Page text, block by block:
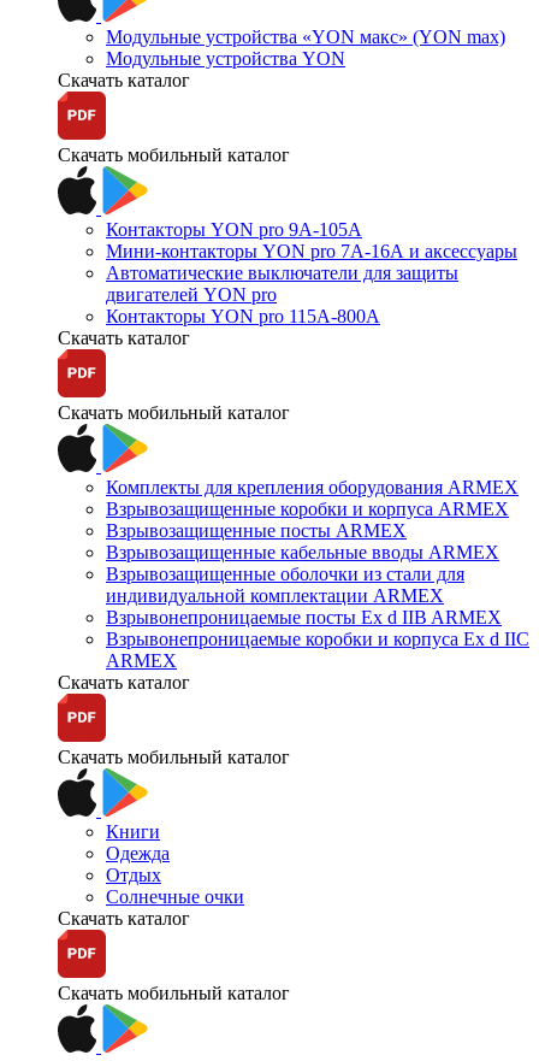
Модульные устройства «YON макс» (YON max)
Модульные устройства YON
Скачать каталог
Скачать мобильный каталог
Контакторы YON pro 9А-105А
Мини-контакторы YON pro 7А-16А и аксессуары
Автоматические выключатели для защиты
двигателей YON pro
Контакторы YON pro 115А-800А
Скачать каталог
Скачать мобильный каталог
Комплекты для крепления оборудования ARMEX
Взрывозащищенные коробки и корпуса ARMEX
Взрывозащищенные посты ARMEX
Взрывозащищенные кабельные вводы ARMEX
Взрывозащищенные оболочки из стали для
индивидуальной комплектации ARMEX
Взрывонепроницаемые посты Ex d IIB ARMEX
Взрывонепроницаемые коробки и корпуса Ex d IIС
ARMEX
Скачать каталог
Скачать мобильный каталог
Книги
Одежда
Отдых
Солнечные очки
Скачать каталог
Скачать мобильный каталог